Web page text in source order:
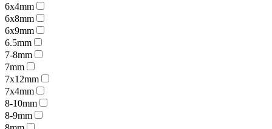
6x4mm
6x8mm
6x9mm
6.5mm
7-8mm
7mm
7x12mm
7x4mm
8-10mm
8-9mm